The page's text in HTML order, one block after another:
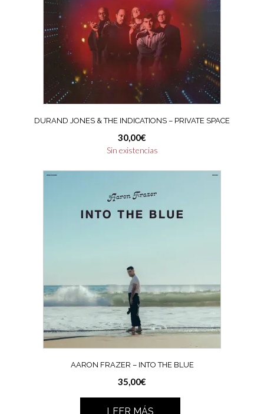
DURAND JONES & THE INDICATIONS – PRIVATE SPACE
30,00€
Sin existencias
AARON FRAZER – INTO THE BLUE
35,00€
LEER MÁS